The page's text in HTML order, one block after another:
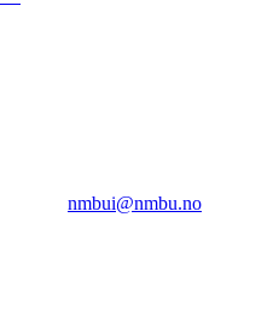
nmbui@nmbu.no